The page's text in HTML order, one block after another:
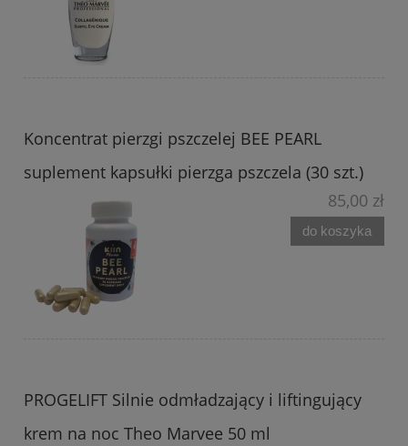
Koncentrat pierzgi pszczelej BEE PEARL
suplement kapsułki pierzga pszczela (30 szt.)
85,00 zł
do koszyka
PROGELIFT Silnie odmładzający i liftingujący
krem na noc Theo Marvee 50 ml